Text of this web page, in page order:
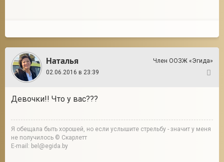
Наталья
Член ООЗЖ «Эгида»
02.06.2016 в 23:39
Девочки!! Что у вас???
Я обещала быть хорошей, но если услышите стрельбу - значит у меня
не получилось © Скарлетт
E-mail: bel@egida.by